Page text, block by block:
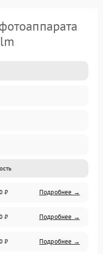
₽ Подробнее →
₽ Подробнее →
₽ Подробнее →